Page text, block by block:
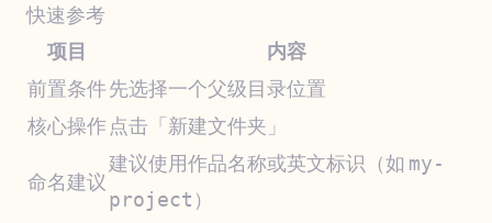
快速参考
项目
内容
前置条件先选择一个父级目录位置
核心操作 点击「新建文件夹」
命名建议
建议使用作品名称或英文标识（如 my-
project ）